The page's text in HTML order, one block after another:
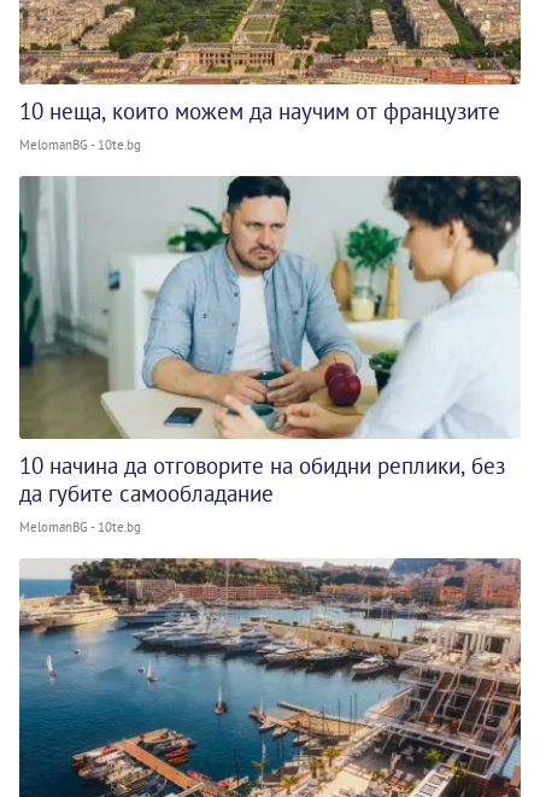
10 неща, които можем да научим от французите
MelomanBG - 10te.bg
10 начина да отговорите на обидни реплики, без
да губите самообладание
MelomanBG - 10te.bg